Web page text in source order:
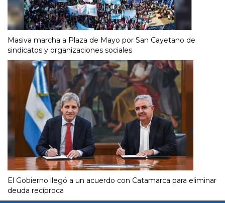
Masiva marcha a Plaza de Mayo por San Cayetano de
sindicatos y organizaciones sociales
El Gobierno llegó a un acuerdo con Catamarca para eliminar
deuda recíproca